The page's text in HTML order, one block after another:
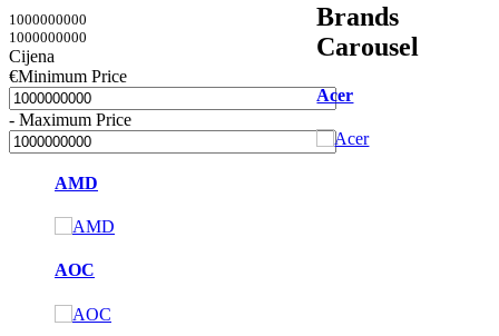
1000000000
1000000000
Cijena
€Minimum Price
- Maximum Price
Brands
Carousel
Acer
AMD
AOC